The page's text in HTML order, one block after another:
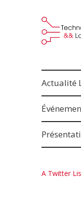
Actualité
A Twitter